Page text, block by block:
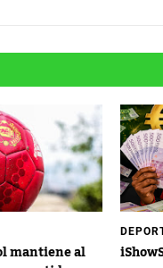
mantiene al